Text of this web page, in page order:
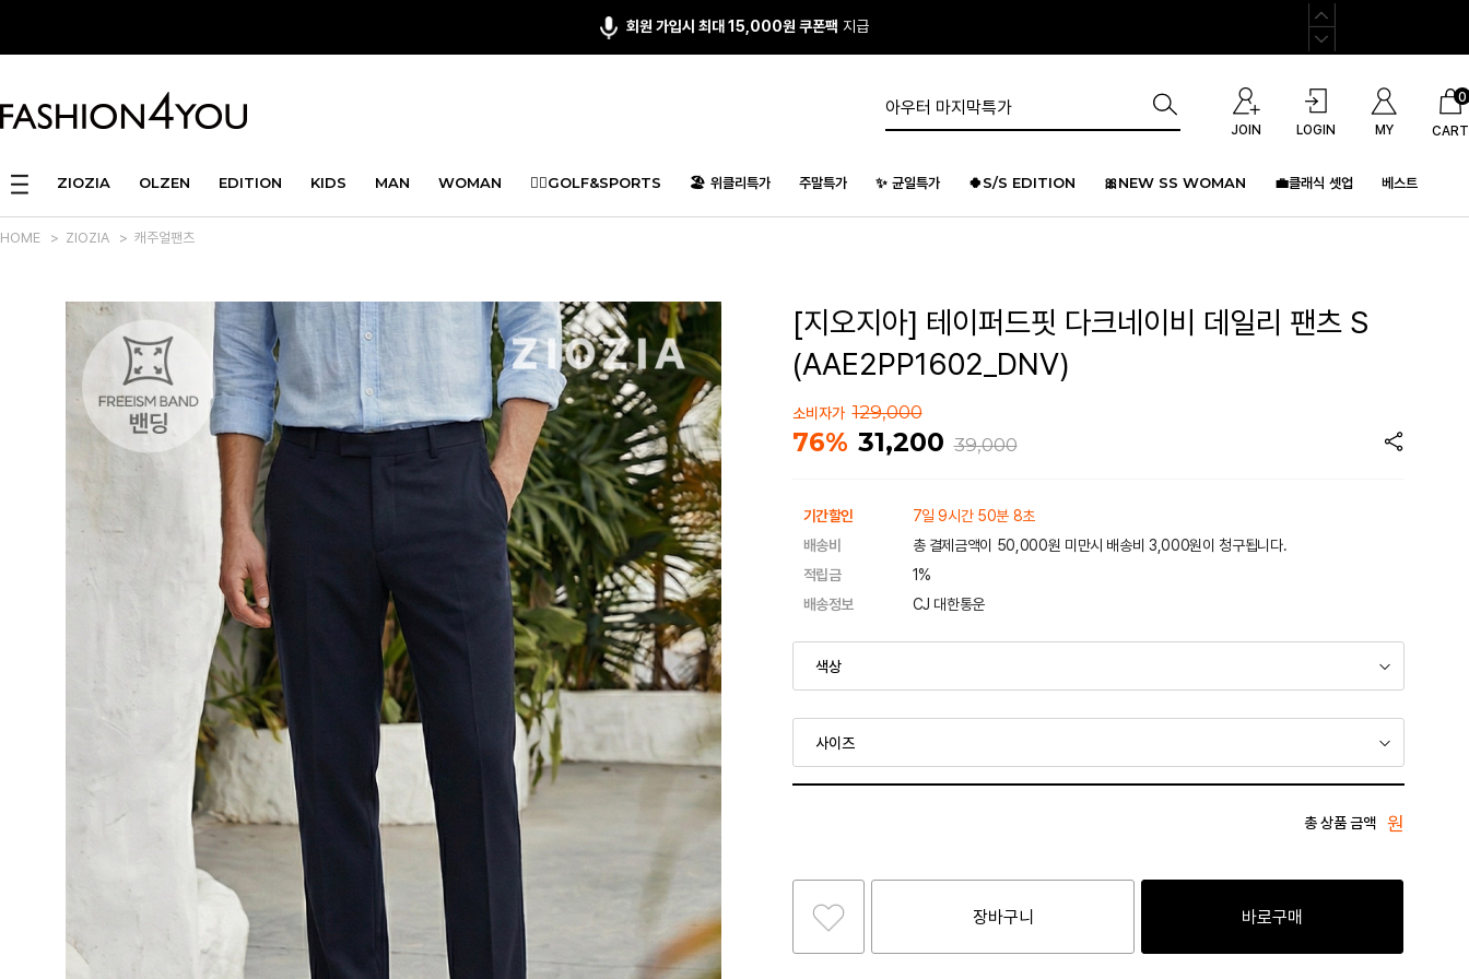
회원 가입시 최대 15,000원 쿠폰팩 지급
JOIN LOGIN MY CART
0
ZIOZIA OLZEN EDITION KIDS MAN WOMAN 🏌️‍♂️GOLF&SPORTS 🏖️ 위클리특가 주말특가 ✨ 균일특가 🍀S/S EDITION 🎀NEW SS WOMAN 💼클래식 셋업 베스트
HOME > ZIOZIA > 캐주얼팬츠
[지오지아] 테이퍼드핏 다크네이비 데일리 팬츠 S
(AAE2PP1602_DNV)
소비자가 129,000
76% 31,200 39,000
기간할인
7일 9시간 50분 8초
배송비
총 결제금액이 50,000원 미만시 배송비 3,000원이 청구됩니다.
적립금
1%
배송정보
CJ 대한통운
총 상품 금액 원
장바구니 바로구매